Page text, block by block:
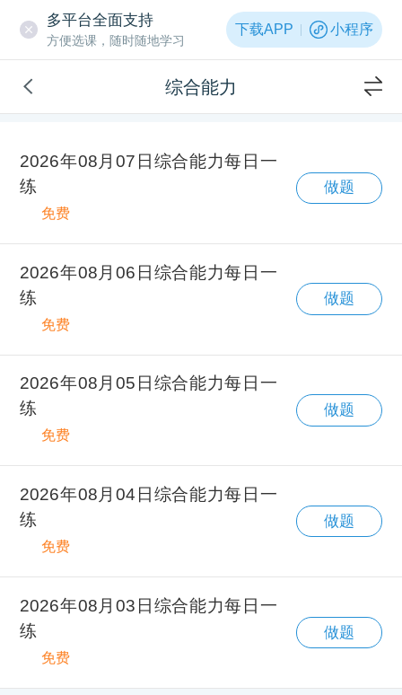
多平台全面支持
方便选课，随时随地学习
下载APP 小程序
综合能力
2026年08月07日综合能力每日一
练
免费
做题
2026年08月06日综合能力每日一
练
免费
做题
2026年08月05日综合能力每日一
练
免费
做题
2026年08月04日综合能力每日一
练
免费
做题
2026年08月03日综合能力每日一
练
免费
做题